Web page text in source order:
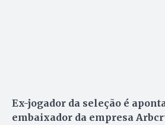
Ex-jogador da seleção é
embaixador da empresa